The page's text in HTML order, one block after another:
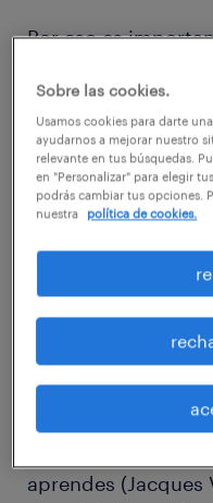
Por eso es
inteligencia
asertiva, entre
diferencia de los
profesionales, de
¿Por qué
Dejar de estudiar
trabajar es un
aprendes (Jacques
Sobre las cookies.
Usamos cookies para darte
ayudarnos a mejorar nuestro
relevante en tus búsquedas.
en "Personalizar" para elegir
podrás cambiar tus opciones.
nuestra
política de cookies.